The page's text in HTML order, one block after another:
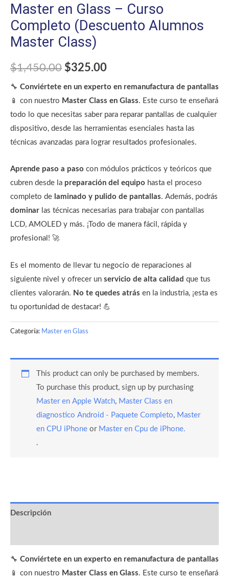
Master en Glass – Curso
Completo (Descuento Alumnos
Master Class)
$1,450.00 $325.00
🔧 Conviértete en un experto en remanufactura de pantallas
📱 con nuestro Master Class en Glass. Este curso te enseñará
todo lo que necesitas saber para reparar pantallas de cualquier
dispositivo, desde las herramientas esenciales hasta las
técnicas avanzadas para lograr resultados profesionales.
Aprende paso a paso con módulos prácticos y teóricos que
cubren desde la preparación del equipo hasta el proceso
completo de laminado y pulido de pantallas. Además, podrás
dominar las técnicas necesarias para trabajar con pantallas
LCD, AMOLED y más. ¡Todo de manera fácil, rápida y
profesional! 🚀
Es el momento de llevar tu negocio de reparaciones al
siguiente nivel y ofrecer un servicio de alta calidad que tus
clientes valorarán. No te quedes atrás en la industria, ¡esta es
tu oportunidad de destacar! 💪
Categoría: Master en Glass
This product can only be purchased by members.
To purchase this product, sign up by purchasing
Master en Apple Watch, Master Class en
diagnostico Android - Paquete Completo, Master
en CPU iPhone or Master en Cpu de iPhone.
.
Descripción
🔧 Conviértete en un experto en remanufactura de pantallas
📱 con nuestro Master Class en Glass. Este curso te enseñará